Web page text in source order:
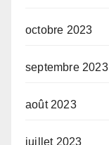
octobre 2023
septembre 2023
août 2023
juillet 2023